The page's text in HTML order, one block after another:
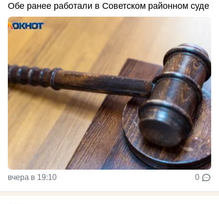
Обе ранее работали в Советском районном суде
вчера в 19:10 0